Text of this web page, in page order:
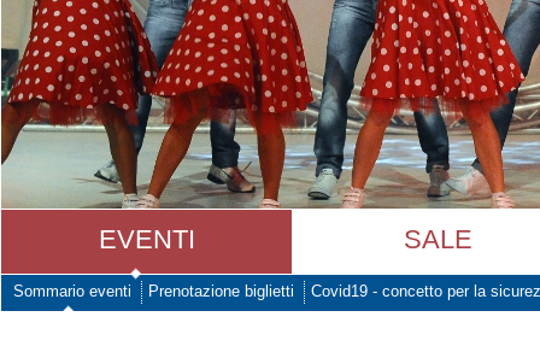
EVENTI SALE
Sommario eventi Prenotazione biglietti Covid19 - concetto per la